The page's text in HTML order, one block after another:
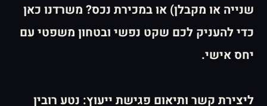
שנייה או מקבלן) או במכירת נכס? משרדנו כאן
כדי להעניק לכם שקט נפשי ובטחון משפטי עם
יחס אישי.
ליצירת קשר ותיאום פגישת ייעוץ: נטע רובין